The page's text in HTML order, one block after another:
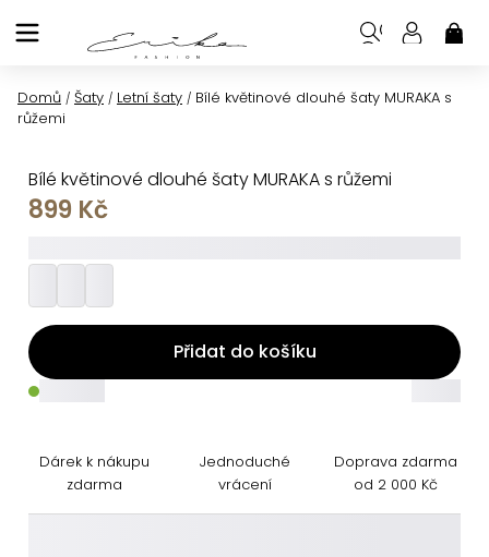
na
Domů / Šaty / Letní šaty / Bílé květinové dlouhé šaty MURAKA s
růžemi
Bílé květinové dlouhé šaty MURAKA s růžemi
899 Kč
Přidat do košíku
Dárek k nákupu
zdarma
Jednoduché
vrácení
Doprava zdarma
od 2 000 Kč